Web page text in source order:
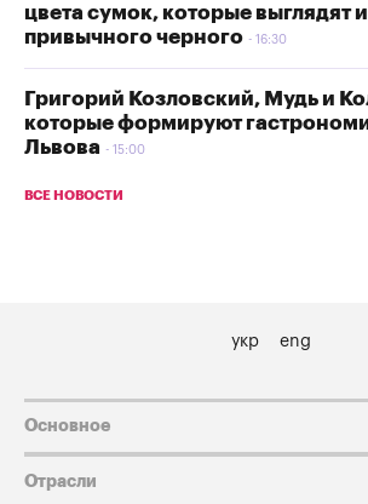
цвета сумок, которые выглядят
привычного черного
16:30
Григорий Козловский, Мудь и
которые формируют
Львова
15:00
ВСЕ НОВОСТИ
укр eng
Основное
Отрасли